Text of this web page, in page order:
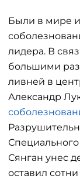
Были в мире
лидера. В
большими
ливней в
Александр
Сянган унес
оставил